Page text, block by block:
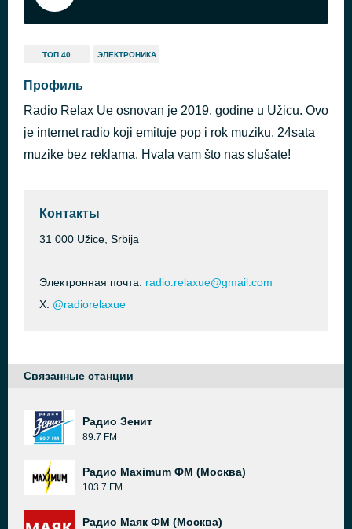
ТОП 40 ЭЛЕКТРОНИКА
Профиль
Radio Relax Ue osnovan je 2019. godine u Užicu. Ovo
je internet radio koji emituje pop i rok muziku, 24sata
muzike bez reklama. Hvala vam što nas slušate!
Контакты
31 000 Užice, Srbija
Электронная почта: radio.relaxue@gmail.com
X: @radiorelaxue
Связанные станции
Радио Зенит
89.7 FM
Радио Maximum ФМ (Москва)
103.7 FM
Радио Маяк ФМ (Москва)